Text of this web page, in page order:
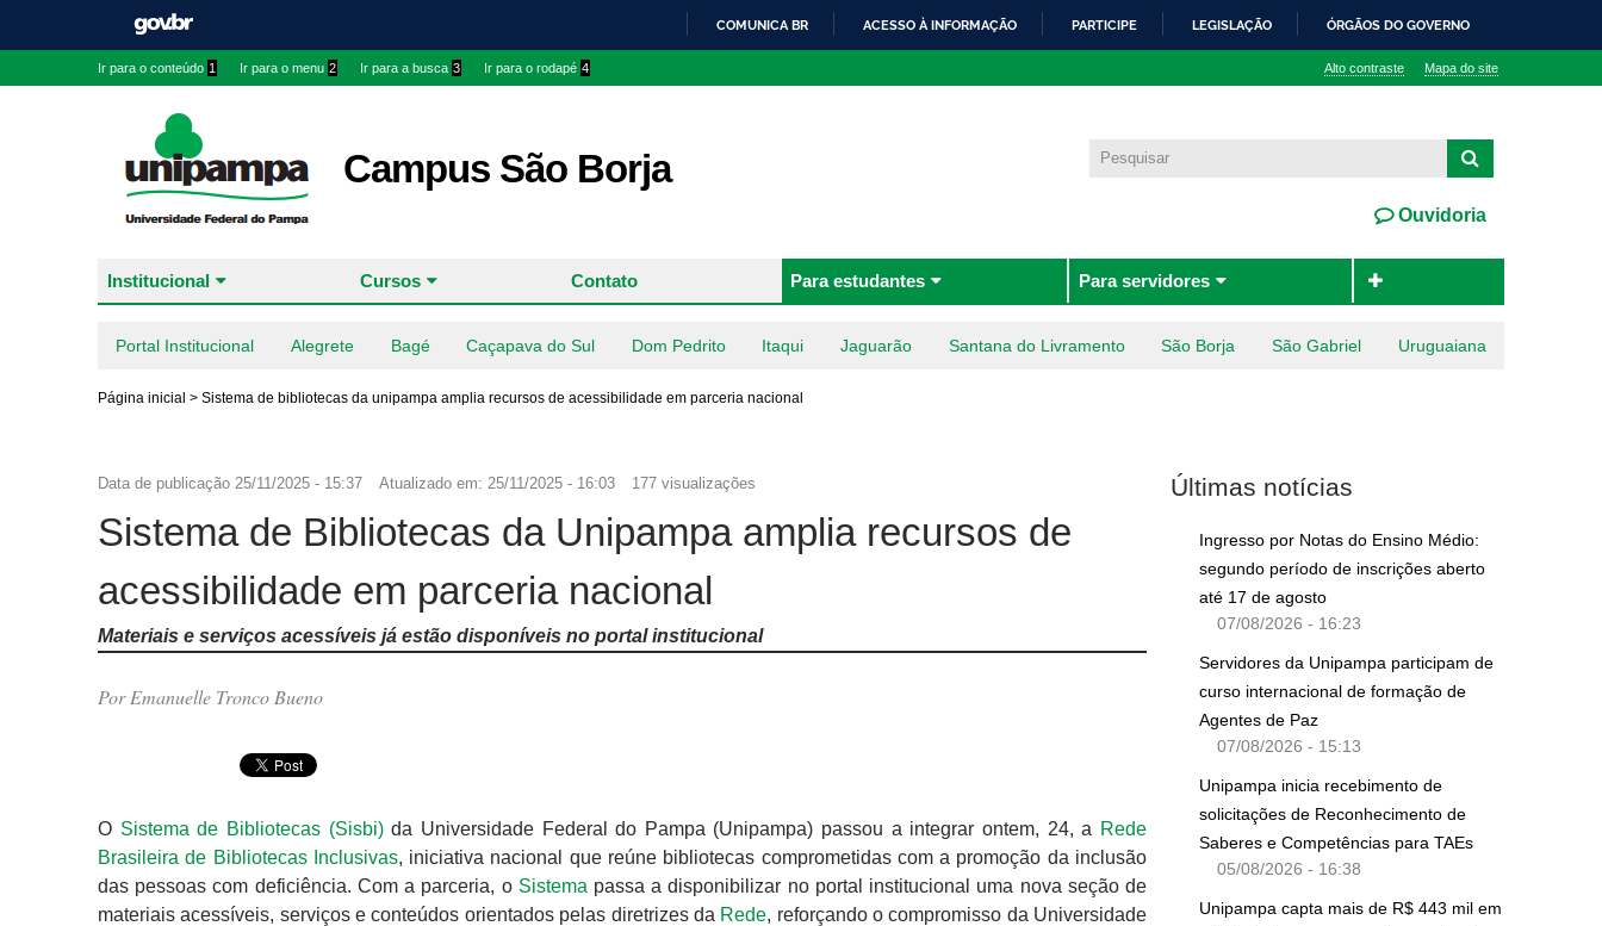
COMUNICA BR ACESSO À INFORMAÇÃO PARTICIPE LEGISLAÇÃO ÓRGÃOS DO GOVERNO
Ir para o conteúdo 1 Ir para o menu 2 Ir para a busca 3 Ir para o rodapé 4 Alto contraste Mapa do site
Campus São Borja
Ouvidoria
Institucional Cursos Contato Para estudantes Para servidores
Portal Institucional Alegrete Bagé Caçapava do Sul Dom Pedrito Itaqui Jaguarão Santana do Livramento São Borja São Gabriel Uruguaiana
Página inicial > Sistema de bibliotecas da unipampa amplia recursos de acessibilidade em parceria nacional
Data de publicação 25/11/2025 - 15:37 Atualizado em: 25/11/2025 - 16:03 177 visualizações
Sistema de Bibliotecas da Unipampa amplia recursos de
acessibilidade em parceria nacional
Materiais e serviços acessíveis já estão disponíveis no portal institucional
Por Emanuelle Tronco Bueno
O Sistema de Bibliotecas (Sisbi)da Universidade Federal do Pampa (Unipampa) passou a integrar ontem, 24, a Rede
Brasileira de Bibliotecas Inclusivas, iniciativa nacional que reúne bibliotecas comprometidas com a promoção da inclusão
das pessoas com deficiência. Com a parceria, o Sistema passa a disponibilizar no portal institucional uma nova seção de
materiais acessíveis, serviços e conteúdos orientados pelas diretrizes da Rede, reforçando o compromisso da Universidade
Últimas notícias
Ingresso por Notas do Ensino Médio:
segundo período de inscrições aberto
até 17 de agosto
07/08/2026 - 16:23
Servidores da Unipampa participam de
curso internacional de formação de
Agentes de Paz
07/08/2026 - 15:13
Unipampa inicia recebimento de
solicitações de Reconhecimento de
Saberes e Competências para TAEs
05/08/2026 - 16:38
Unipampa capta mais de R$ 443 mil em